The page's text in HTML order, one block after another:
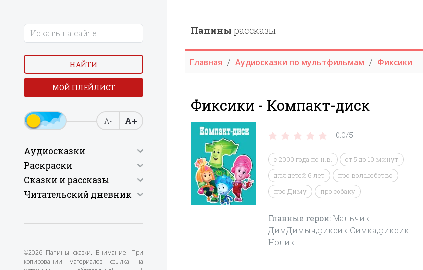
НАЙТИ
МОЙ ПЛЕЙЛИСТ
А- А+
Аудиосказки
Раскраски
Сказки и рассказы
Читательский дневник
©2026 Папины сказки. Внимание! При
копировании материалов ссылка на
Папины рассказы
Главная Аудиосказки по мультфильмам Фиксики
Фиксики - Компакт-диск
0.0/5
c 2000 года по н.в.
от 5 до 10 минут
для детей 6 лет
про волшебство
про Диму
про собаку
Главные герои:Мальчик
ДимДимыч,фиксик Симка,фиксик
Нолик.